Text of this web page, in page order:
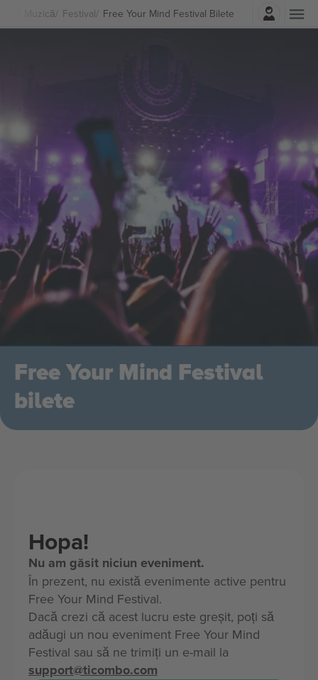
Muzică Festival Free Your Mind Festival Bilete
Autentificare
Free Your Mind Festival
bilete
Hopa!
Nu am găsit niciun eveniment.
În prezent, nu există evenimente active pentru
Free Your Mind Festival.
Dacă crezi că acest lucru este greșit, poți să
adăugi un nou eveniment Free Your Mind
Festival sau să ne trimiți un e-mail la
support@ticombo.com